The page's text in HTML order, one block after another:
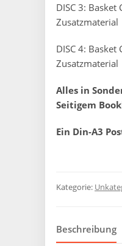
DISC 3: Basket
Zusatzmaterial
DISC 4: Basket
Zusatzmaterial
Alles in
Seitigem
Ein Din-A3
Kategorie:
Beschreibung